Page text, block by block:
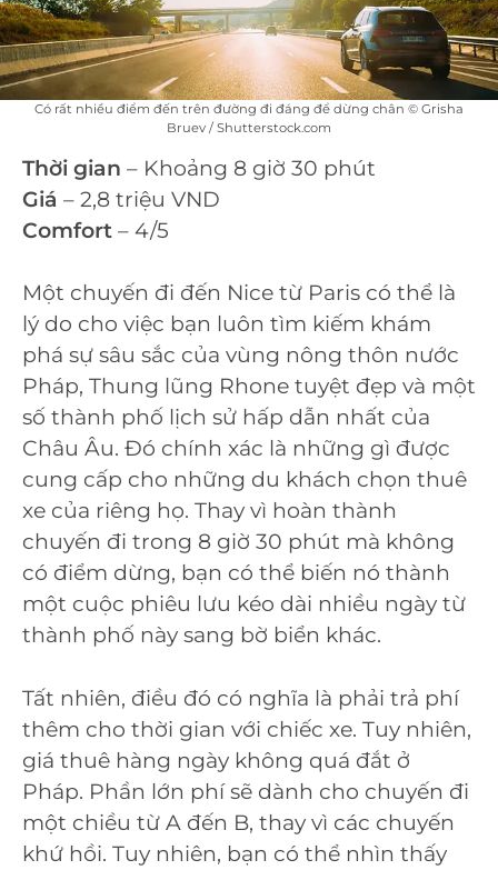
Có rất nhiều điểm đến trên đường đi đáng để dừng chân © Grisha
Bruev / Shutterstock.com
Thời gian – Khoảng 8 giờ 30 phút
Giá – 2,8 triệu VND
Comfort – 4/5
Một chuyến đi đến Nice từ Paris có thể là
lý do cho việc bạn luôn tìm kiếm khám
phá sự sâu sắc của vùng nông thôn nước
Pháp, Thung lũng Rhone tuyệt đẹp và một
số thành phố lịch sử hấp dẫn nhất của
Châu Âu. Đó chính xác là những gì được
cung cấp cho những du khách chọn thuê
xe của riêng họ. Thay vì hoàn thành
chuyến đi trong 8 giờ 30 phút mà không
có điểm dừng, bạn có thể biến nó thành
một cuộc phiêu lưu kéo dài nhiều ngày từ
thành phố này sang bờ biển khác.
Tất nhiên, điều đó có nghĩa là phải trả phí
thêm cho thời gian với chiếc xe. Tuy nhiên,
giá thuê hàng ngày không quá đắt ở
Pháp. Phần lớn phí sẽ dành cho chuyến đi
một chiều từ A đến B, thay vì các chuyến
khứ hồi. Tuy nhiên, bạn có thể nhìn thấy